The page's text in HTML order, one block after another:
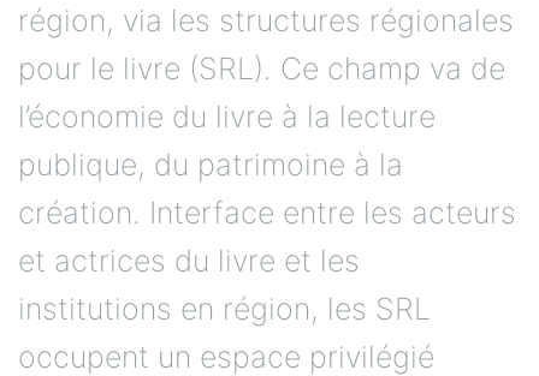
région, via les structures régionales
pour le livre (SRL). Ce champ va de
l’économie du livre à la lecture
publique, du patrimoine à la
création. Interface entre les acteurs
et actrices du livre et les
institutions en région, les SRL
occupent un espace privilégié